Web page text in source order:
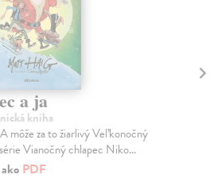
a ja
kniha
môže za to žiarlivý Veľkonočný
Vianočný chlapec Niko...
PDF